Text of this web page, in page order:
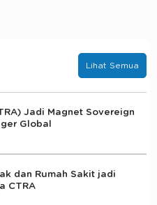
Lihat Semua
Jadi Magnet Sovereign
Global
dan Rumah Sakit jadi
CTRA